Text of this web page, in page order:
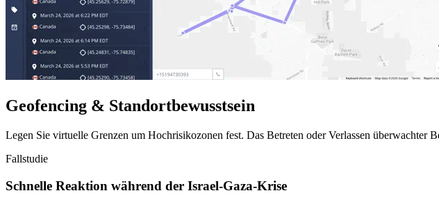
Geofencing & Standortbewusstsein
Legen Sie virtuelle Grenzen um Hochrisikozonen fest. Das Betreten oder Verlassen überwachter
Fallstudie
Schnelle Reaktion während der Israel-Gaza-Krise